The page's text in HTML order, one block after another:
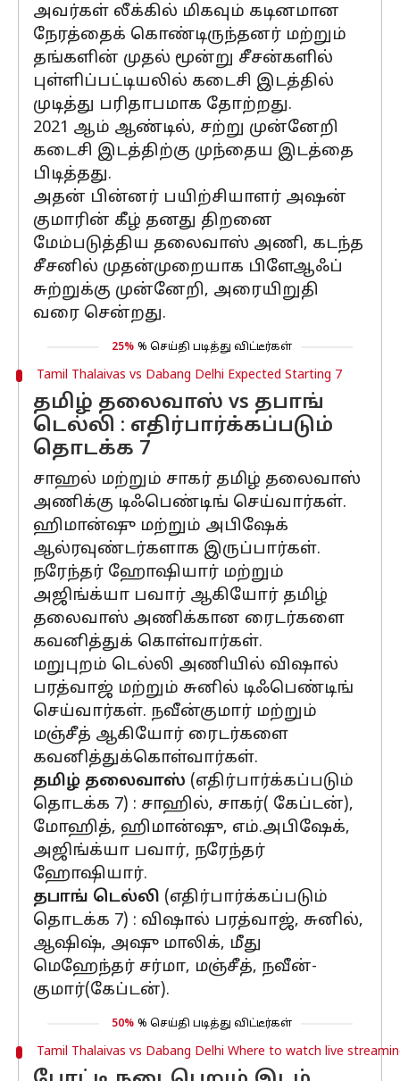
அவர்கள் லீக்கில் மிகவும் கடினமான
நேரத்தைக் கொண்டிருந்தனர் மற்றும்
தங்களின் முதல் மூன்று சீசன்களில்
புள்ளிப்பட்டியலில் கடைசி இடத்தில்
முடித்து பரிதாபமாக தோற்றது.
2021 ஆம் ஆண்டில், சற்று முன்னேறி
கடைசி இடத்திற்கு முந்தைய இடத்தை
பிடித்தது.
அதன் பின்னர் பயிற்சியாளர் அஷன்
குமாரின் கீழ் தனது திறனை
மேம்படுத்திய தலைவாஸ் அணி, கடந்த
சீசனில் முதன்முறையாக பிளேஆஃப்
சுற்றுக்கு முன்னேறி, அரையிறுதி
வரை சென்றது.
25% % செய்தி படித்து விட்டீர்கள்
Tamil Thalaivas vs Dabang Delhi Expected Starting 7
தமிழ் தலைவாஸ் vs தபாங்
டெல்லி : எதிர்பார்க்கப்படும்
தொடக்க 7
சாஹல் மற்றும் சாகர் தமிழ் தலைவாஸ்
அணிக்கு டிஃபெண்டிங் செய்வார்கள்.
ஹிமான்ஷு மற்றும் அபிஷேக்
ஆல்ரவுண்டர்களாக இருப்பார்கள்.
நரேந்தர் ஹோஷியார் மற்றும்
அஜிங்க்யா பவார் ஆகியோர் தமிழ்
தலைவாஸ் அணிக்கான ரைடர்களை
கவனித்துக் கொள்வார்கள்.
மறுபுறம் டெல்லி அணியில் விஷால்
பரத்வாஜ் மற்றும் சுனில் டிஃபெண்டிங்
செய்வார்கள். நவீன்குமார் மற்றும்
மஞ்சீத் ஆகியோர் ரைடர்களை
கவனித்துக்கொள்வார்கள்.
தமிழ் தலைவாஸ் (எதிர்பார்க்கப்படும்
தொடக்க 7) : சாஹில், சாகர்( கேப்டன்),
மோஹித், ஹிமான்ஷு, எம்.அபிஷேக்,
அஜிங்க்யா பவார், நரேந்தர்
ஹோஷியார்.
தபாங் டெல்லி (எதிர்பார்க்கப்படும்
தொடக்க 7) : விஷால் பரத்வாஜ், சுனில்,
ஆஷிஷ், அஷு மாலிக், மீது
மெஹேந்தர் சர்மா, மஞ்சீத், நவீன்-
குமார்(கேப்டன்).
50% % செய்தி படித்து விட்டீர்கள்
Tamil Thalaivas vs Dabang Delhi Where to watch live